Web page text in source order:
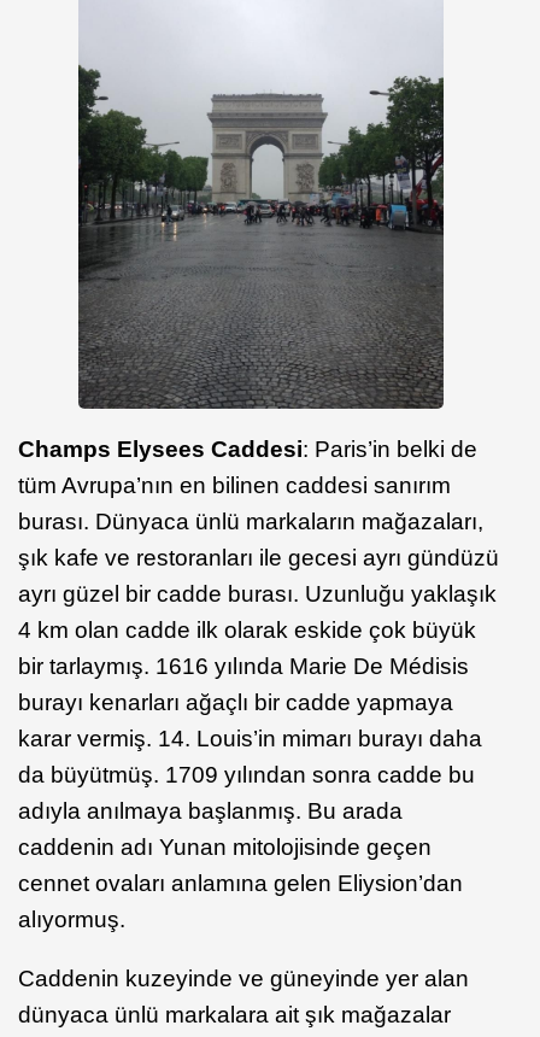
Champs Elysees Caddesi: Paris’in belki de
tüm Avrupa’nın en bilinen caddesi sanırım
burası. Dünyaca ünlü markaların mağazaları,
şık kafe ve restoranları ile gecesi ayrı gündüzü
ayrı güzel bir cadde burası. Uzunluğu yaklaşık
4 km olan cadde ilk olarak eskide çok büyük
bir tarlaymış. 1616 yılında Marie De Médisis
burayı kenarları ağaçlı bir cadde yapmaya
karar vermiş. 14. Louis’in mimarı burayı daha
da büyütmüş. 1709 yılından sonra cadde bu
adıyla anılmaya başlanmış. Bu arada
caddenin adı Yunan mitolojisinde geçen
cennet ovaları anlamına gelen Eliysion’dan
alıyormuş.
Caddenin kuzeyinde ve güneyinde yer alan
dünyaca ünlü markalara ait şık mağazalar